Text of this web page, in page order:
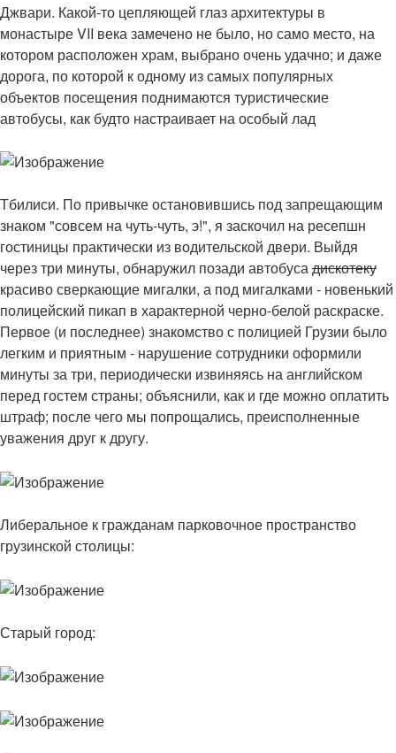
Джвари. Какой-то цепляющей глаз архитектуры в
монастыре VII века замечено не было, но само место, на
котором расположен храм, выбрано очень удачно; и даже
дорога, по которой к одному из самых популярных
объектов посещения поднимаются туристические
автобусы, как будто настраивает на особый лад
Тбилиси. По привычке остановившись под запрещающим
знаком "совсем на чуть-чуть, э!", я заскочил на ресепшн
гостиницы практически из водительской двери. Выйдя
через три минуты, обнаружил позади автобусадискотеку
красиво сверкающие мигалки, а под мигалками - новенький
полицейский пикап в характерной черно-белой раскраске.
Первое (и последнее) знакомство с полицией Грузии было
легким и приятным - нарушение сотрудники оформили
минуты за три, периодически извиняясь на английском
перед гостем страны; объяснили, как и где можно оплатить
штраф; после чего мы попрощались, преисполненные
уважения друг к другу.
Либеральное к гражданам парковочное пространство
грузинской столицы:
Старый город: